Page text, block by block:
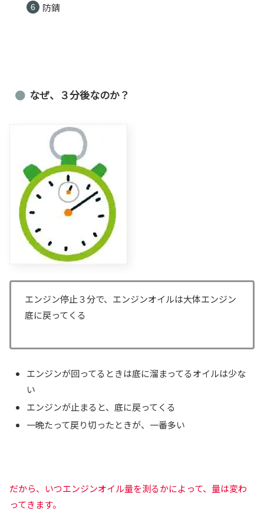
防錆
なぜ、３分後なのか？
エンジン停止３分で、エンジンオイルは大体エンジン
底に戻ってくる
エンジンが回ってるときは底に溜まってるオイルは少な
い
エンジンが止まると、底に戻ってくる
一晩たって戻り切ったときが、一番多い
だから、いつエンジンオイル量を測るかによって、量は変わ
ってきます。